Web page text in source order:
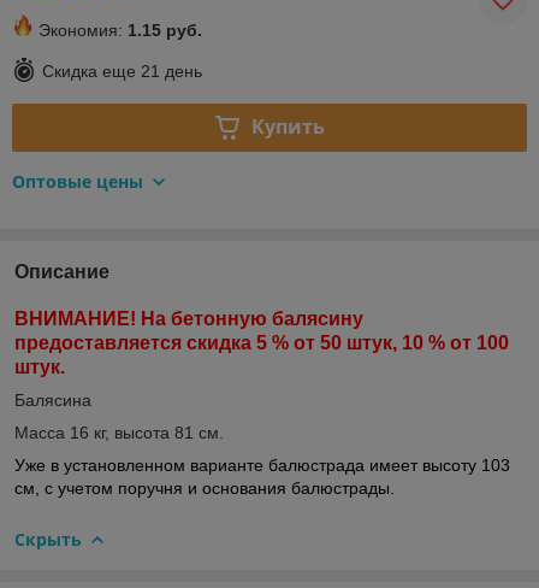
Экономия: 1.15 руб.
Скидка еще 21 день
Купить
Оптовые цены
Описание
ВНИМАНИЕ! На бетонную балясину
предоставляется скидка 5 % от 50 штук, 10 % от 100
штук.
Балясина
Масса 16 кг, высота 81 см.
Уже в установленном варианте балюстрада имеет высоту 103
см, с учетом поручня и основания балюстрады.
Скрыть